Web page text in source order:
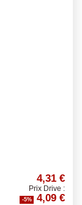
4,31 €
Prix Drive :
-5% 4,09 €